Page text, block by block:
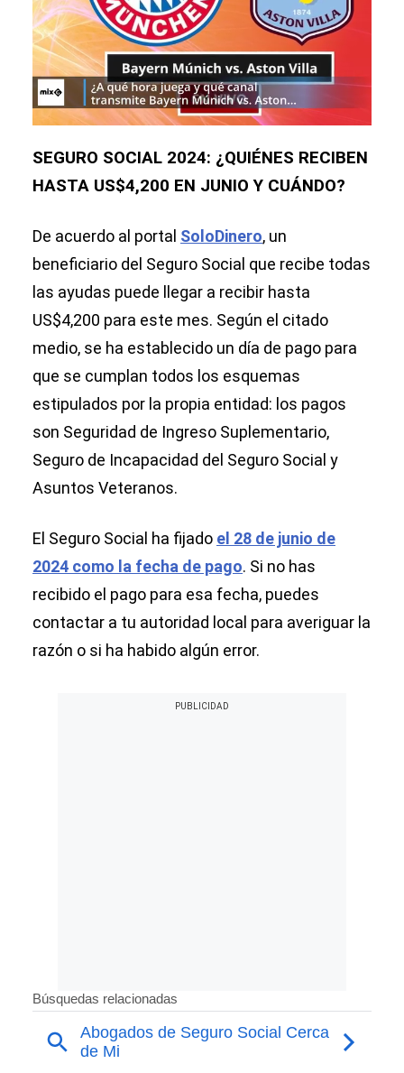
SEGURO SOCIAL 2024: ¿QUIÉNES RECIBEN
HASTA US$4,200 EN JUNIO Y CUÁNDO?
De acuerdo al portal SoloDinero, un
beneficiario del Seguro Social que recibe todas
las ayudas puede llegar a recibir hasta
US$4,200 para este mes. Según el citado
medio, se ha establecido un día de pago para
que se cumplan todos los esquemas
estipulados por la propia entidad: los pagos
son Seguridad de Ingreso Suplementario,
Seguro de Incapacidad del Seguro Social y
Asuntos Veteranos.
El Seguro Social ha fijado el 28 de junio de
2024 como la fecha de pago. Si no has
recibido el pago para esa fecha, puedes
contactar a tu autoridad local para averiguar la
razón o si ha habido algún error.